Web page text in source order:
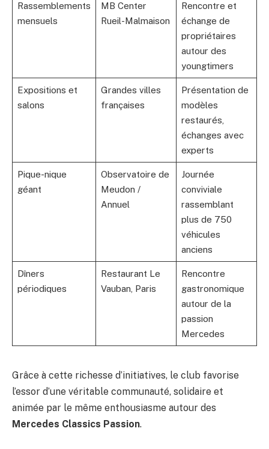
Rassemblements
mensuels
MB Center
Rueil-Malmaison
Rencontre et
échange de
propriétaires
autour des
youngtimers
Expositions et
salons
Grandes villes
françaises
Présentation de
modèles
restaurés,
échanges avec
experts
Pique-nique
géant
Observatoire de
Meudon /
Annuel
Journée
conviviale
rassemblant
plus de 750
véhicules
anciens
Dîners
périodiques
Restaurant Le
Vauban, Paris
Rencontre
gastronomique
autour de la
passion
Mercedes
Grâce à cette richesse d’initiatives, le club favorise
l’essor d’une véritable communauté, solidaire et
animée par le même enthousiasme autour des
Mercedes Classics Passion.